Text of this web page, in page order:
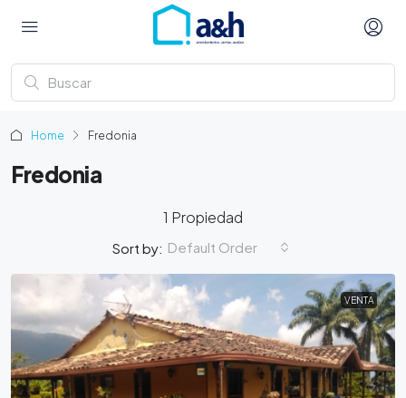
Home Fredonia
Fredonia
1 Propiedad
Sort by: Default Order
VENTA